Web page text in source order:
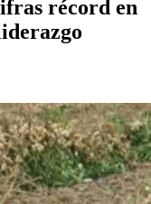
récord en